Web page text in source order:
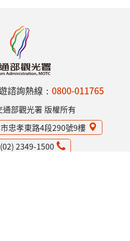
諮詢熱線： 0800-011765
通部觀光署 版權所有
忠孝東路4段290號9樓
(02) 2349-1500